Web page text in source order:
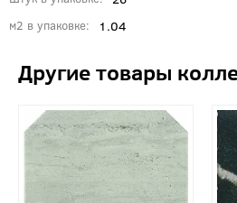
м2 в упаковке 1.04